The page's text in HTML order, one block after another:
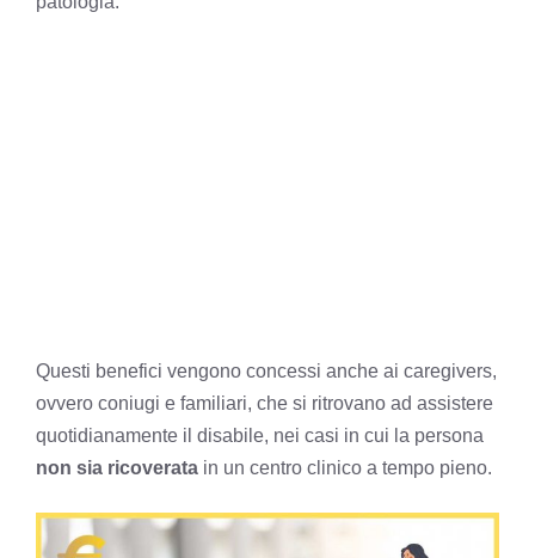
Questi benefici vengono concessi anche ai caregivers,
ovvero coniugi e familiari, che si ritrovano ad assistere
quotidianamente il disabile, nei casi in cui la persona
non sia ricoverata in un centro clinico a tempo pieno.